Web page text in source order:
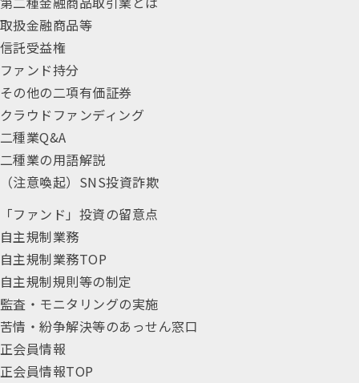
取扱金融商品等
信託受益権
ファンド持分
その他の二項有価証券
クラウドファンディング
二種業Q&A
二種業の用語解説
（注意喚起）SNS投資詐欺
「ファンド」投資の留意点
自主規制業務
自主規制業務TOP
自主規制規則等の制定
監査・モニタリングの実施
苦情・紛争解決等のあっせん窓口
正会員情報
正会員情報TOP